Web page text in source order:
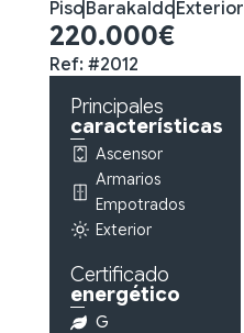
Piso| Barakaldo|Exterior
220.000€
Ref: #2012
Principales
características
Ascensor
Armarios
Empotrados
Exterior
Certificado
energético
G